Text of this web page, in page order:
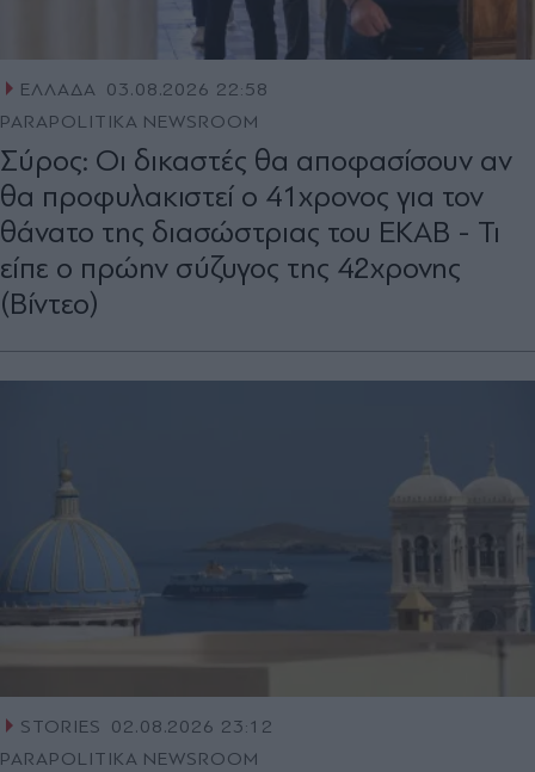
ΕΛΛΑΔΑ 03.08.2026 22:58
PARAPOLITIKA NEWSROOM
Σύρος: Οι δικαστές θα αποφασίσουν αν
θα προφυλακιστεί ο 41χρονος για τον
θάνατο της διασώστριας του ΕΚΑΒ - Τι
είπε ο πρώην σύζυγος της 42χρονης
(Βίντεο)
STORIES
02.08.2026 23:12
PARAPOLITIKA NEWSROOM